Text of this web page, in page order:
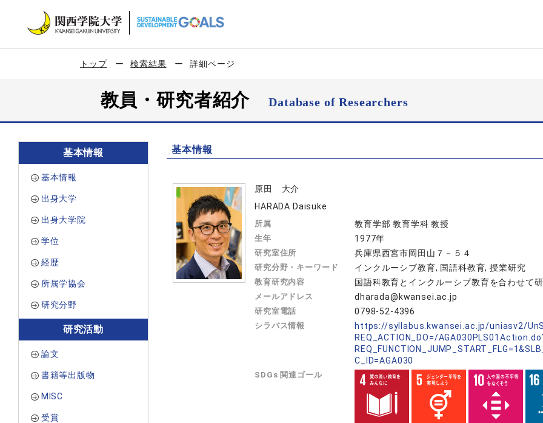
トップ 検索結果 詳細ページ
教員・研究者紹介Database of Researchers
基本情報
基本情報
出身大学
出身大学院
学位
経歴
所属学協会
研究分野
研究活動
論文
書籍等出版物
MISC
受賞
基本情報
原田 大介
HARADA Daisuke
所属 教育学部 教育学科 教授
生年 1977年
研究室住所 兵庫県西宮市岡田山７－５４
研究分野・キーワード インクルーシブ教育, 国語科教育, 授業研究
教育研究内容 国語科教育とインクルーシブ教育を合わせて研
メールアドレス dharada@kwansei.ac.jp
研究室電話 0798-52-4396
シラバス情報
https://syllabus.kwansei.ac.jp/uniasv2/
REQ_ACTION_DO=/
C_ID=AGA030
SDGs 関連ゴール